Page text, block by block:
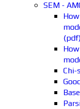
SEM -
Chi-